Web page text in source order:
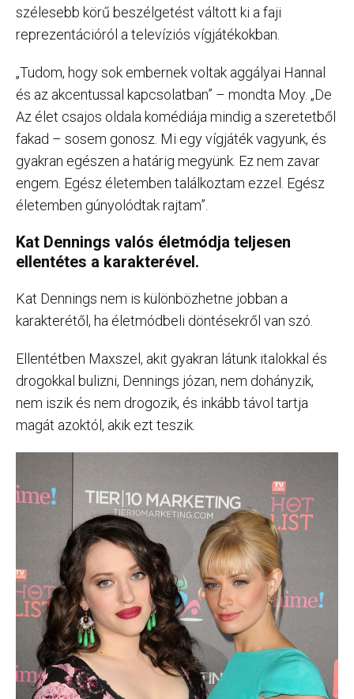
szélesebb körű beszélgetést váltott ki a faji
reprezentációról a televíziós vígjátékokban.
„Tudom, hogy sok embernek voltak aggályai Hannal
és az akcentussal kapcsolatban” – mondta Moy. „De
Az élet csajos oldala komédiája mindig a szeretetből
fakad – sosem gonosz. Mi egy vígjáték vagyunk, és
gyakran egészen a határig megyünk. Ez nem zavar
engem. Egész életemben találkoztam ezzel. Egész
életemben gúnyolódtak rajtam”.
Kat Dennings valós életmódja teljesen
ellentétes a karakterével.
Kat Dennings nem is különbözhetne jobban a
karakterétől, ha életmódbeli döntésekről van szó.
Ellentétben Maxszel, akit gyakran látunk italokkal és
drogokkal bulizni, Dennings józan, nem dohányzik,
nem iszik és nem drogozik, és inkább távol tartja
magát azoktól, akik ezt teszik.